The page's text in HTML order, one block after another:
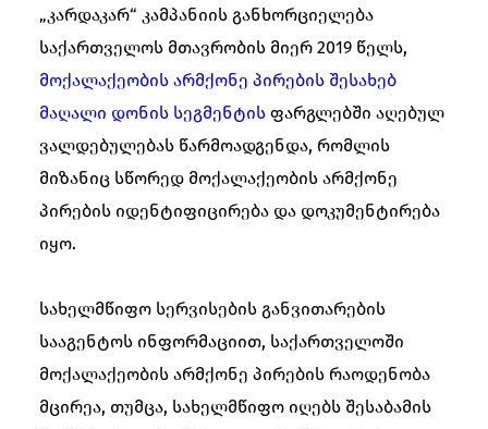
„კარდაკარ“ კამპანიის განხორციელება
საქართველოს მთავრობის მიერ 2019 წელს,
მოქალაქეობის არმქონე პირების შესახებ
მაღალი დონის სეგმენტის ფარგლებში აღებულ
ვალდებულებას წარმოადგენდა, რომლის
მიზანიც სწორედ მოქალაქეობის არმქონე
პირების იდენტიფიცირება და დოკუმენტირება
იყო.
სახელმწიფო სერვისების განვითარების
სააგენტოს ინფორმაციით, საქართველოში
მოქალაქეობის არმქონე პირების რაოდენობა
მცირეა, თუმცა, სახელმწიფო იღებს შესაბამის